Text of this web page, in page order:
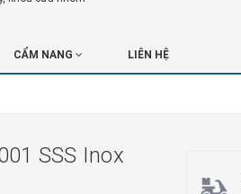
CẨM NANG LIÊN HỆ
SSS Inox